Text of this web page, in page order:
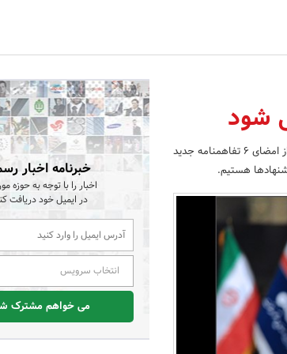
معاون امور توسعه و مهندسی شرکت ملی نفت ایران از امضای 6 تفاهم‎نامه جدید
خبرنامه اخبار
اخبار را با توجه به حوزه
در ایمیل خود دریافت
انتخاب سرویس
می خواهم مشترک